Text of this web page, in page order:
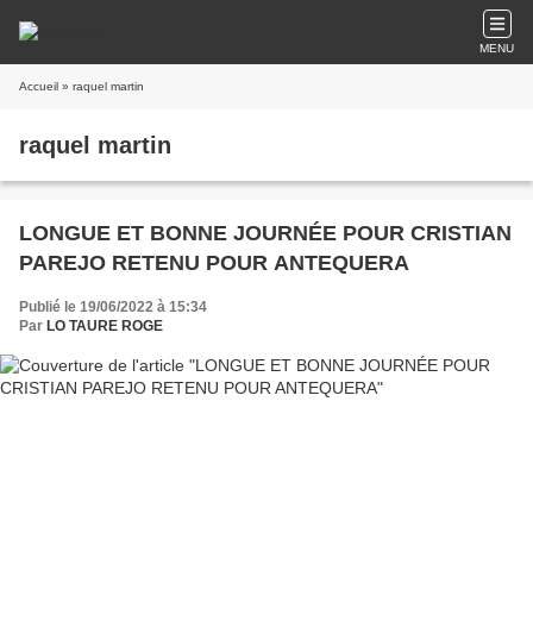
MENU
Accueil » raquel martin
raquel martin
LONGUE ET BONNE JOURNÉE POUR CRISTIAN
PAREJO RETENU POUR ANTEQUERA
Publié le 19/06/2022 à 15:34
Par LO TAURE ROGE